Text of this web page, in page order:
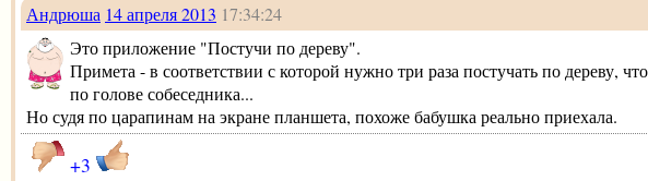
Андрюша 14 апреля 2013 17:34:24
Это приложение "Постучи по дереву".
Примета - в соответствии с которой нужно три раза постучать по
по голове собеседника...
Но судя по царапинам на экране планшета, похоже бабушка реально приехала.
+3